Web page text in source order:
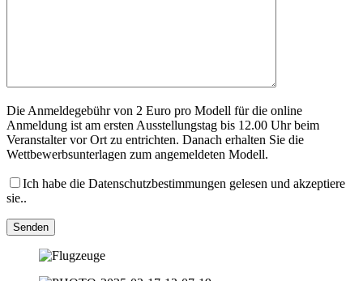
Die Anmeldegebühr von 2 Euro pro Modell für die online
Anmeldung ist am ersten Ausstellungstag bis 12.00 Uhr beim
Veranstalter vor Ort zu entrichten. Danach erhalten Sie die
Wettbewerbsunterlagen zum angemeldeten Modell.
Ich habe die Datenschutzbestimmungen gelesen und akzeptiere
sie..